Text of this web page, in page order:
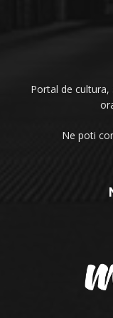
Portal de
Ne poti